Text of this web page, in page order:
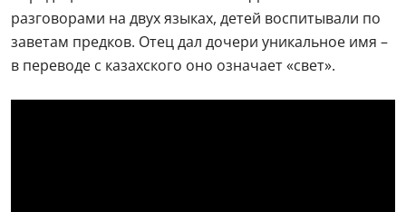
разговорами на двух языках, детей воспитывали по
заветам предков. Отец дал дочери уникальное имя –
в переводе с казахского оно означает «свет».